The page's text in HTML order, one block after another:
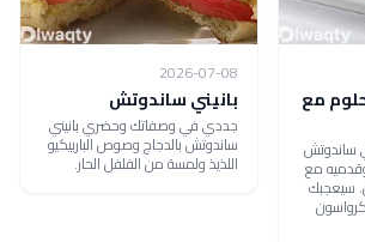
مع
ساندوتش
مع
سيعجبك
2026-07-08
بانيني ساندوتش
جددي في وصفاتك وحضري بانيني
ساندوتش بالدجاج وصوص الباربيكيو
اللذيذ ولمسة من الفلفل الحار.